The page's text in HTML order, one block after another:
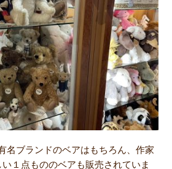
名ブランドのベアはもちろん、作家
１点もののベアも販売されていま